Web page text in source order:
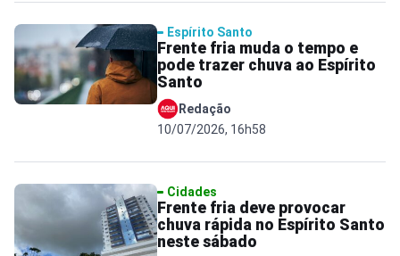
Espírito Santo
Frente fria muda o tempo e
pode trazer chuva ao Espírito
Santo
Redação
10/07/2026, 16h58
Cidades
Frente fria deve provocar
chuva rápida no Espírito Santo
neste sábado